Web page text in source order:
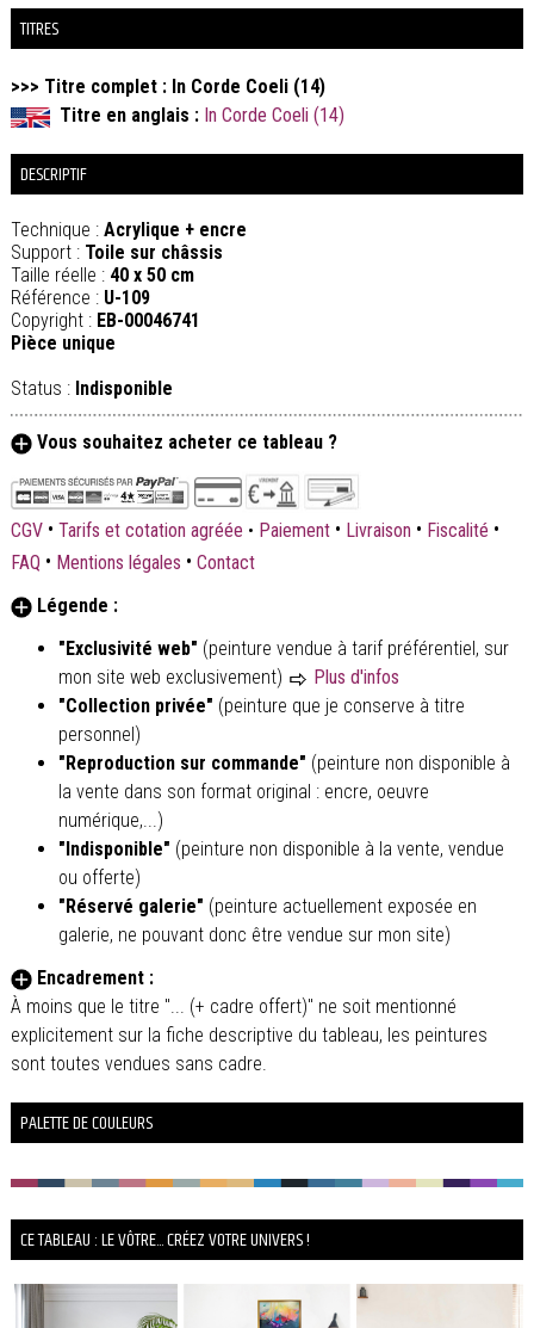
TITRES
>>> Titre complet : In Corde Coeli (14)
Titre en anglais : In Corde Coeli (14)
DESCRIPTIF
Technique : Acrylique + encre
Support : Toile sur châssis
Taille réelle : 40 x 50 cm
Référence : U-109
Copyright : EB-00046741
Pièce unique
Status : Indisponible
Vous souhaitez acheter ce tableau ?
CGV • Tarifs et cotation agréée • Paiement • Livraison • Fiscalité •
FAQ • Mentions légales • Contact
Légende :
"Exclusivité web" (peinture vendue à tarif préférentiel, sur
mon site web exclusivement)
Plus d'infos
"Collection privée" (peinture que je conserve à titre
personnel)
"Reproduction sur commande" (peinture non disponible à
la vente dans son format original : encre, oeuvre
numérique,...)
"Indisponible" (peinture non disponible à la vente, vendue
ou offerte)
"Réservé galerie" (peinture actuellement exposée en
galerie, ne pouvant donc être vendue sur mon site)
Encadrement :
À moins que le titre "... (+ cadre offert)" ne soit mentionné
explicitement sur la fiche descriptive du tableau, les peintures
sont toutes vendues sans cadre.
PALETTE DE COULEURS
CE TABLEAU : LE VÔTRE... CRÉEZ VOTRE UNIVERS !